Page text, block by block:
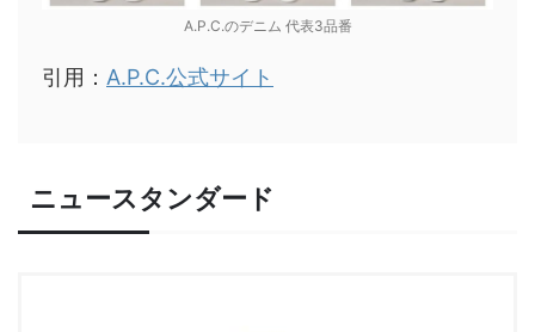
A.P.C.のデニム 代表3品番
引用： A.P.C.公式サイト
ニュースタンダード